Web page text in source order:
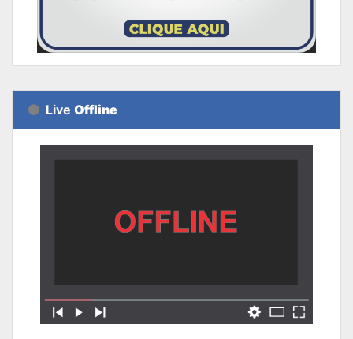
Live Offline